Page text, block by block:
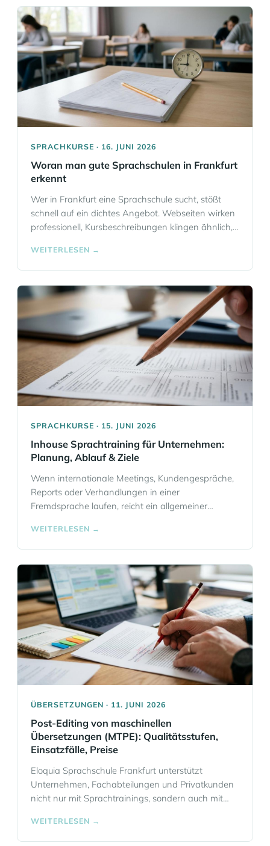
mit deutlich mehr Ruhe in den Prüfungstag. Gerade
bei Deutschprüfungen… Mehr Informationen
SPRACHKURSE · 16. JUNI 2026
Woran man gute Sprachschulen in Frankfurt
erkennt
Wer in Frankfurt eine Sprachschule sucht, stößt
schnell auf ein dichtes Angebot. Webseiten wirken
professionell, Kursbeschreibungen klingen ähnlich,
Gerade deshalb lohnt es sich, genauer hinzusehen.
Eine wirklich gute Sprachschule erkennt man nicht
an wohlklingenden Formulierungen, sondern an
Merkmalen, die sich prüfen lassen. Dazu gehören
offizielle Prüfberechtigungen, nachvollziehbare
Qualitätssicherung,… Mehr Informationen
WEITERLESEN →
SPRACHKURSE · 15. JUNI 2026
Inhouse Sprachtraining für Unternehmen:
Planung, Ablauf & Ziele
Wenn internationale Meetings, Kundengespräche,
Reports oder Verhandlungen in einer
Fremdsprache laufen, reicht ein allgemeiner
Sprachtraining, das zu Ihren Abläufen, Ihrem
Fachvokabular und den tatsächlichen
Kommunikationssituationen im Unternehmen
passt. Eloquia Sprachschule Frankfurt entwickelt
genau dafür firmenspezifische Sprachtrainings für
Unternehmen in Frankfurt, bundesweit und online.
Wir verbinden Einstufungstests, Trainingspläne,
Glossare sowie… Mehr Informationen
WEITERLESEN →
ÜBERSETZUNGEN · 11. JUNI 2026
Post-Editing von maschinellen
Übersetzungen (MTPE): Qualitätsstufen,
Einsatzfälle, Preise
Eloquia Sprachschule Frankfurt unterstützt
Unternehmen, Fachabteilungen und Privatkunden
nicht nur mit Sprachtrainings, sondern auch mit
maschinell vorübersetzte Texte verlässlich für den
internen Gebrauch, für Fachkommunikation oder für
WEITERLESEN →